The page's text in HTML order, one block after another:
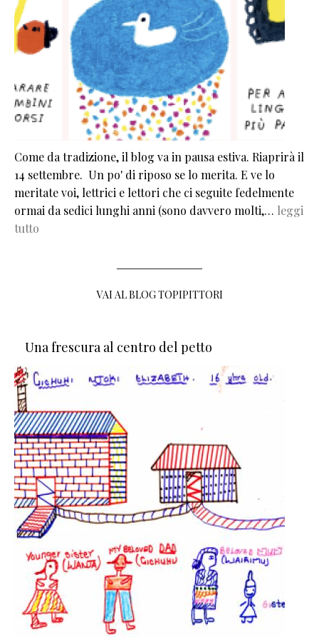
Come da tradizione, il blog va in pausa estiva. Riaprirà il
14 settembre. Un po' di riposo se lo merita. E ve lo
meritate voi, lettrici e lettori che ci seguite fedelmente
ormai da sedici lunghi anni (sono davvero molti,… leggi
tutto
VAI AL BLOG TOPIPITTORI
Una frescura al centro del petto